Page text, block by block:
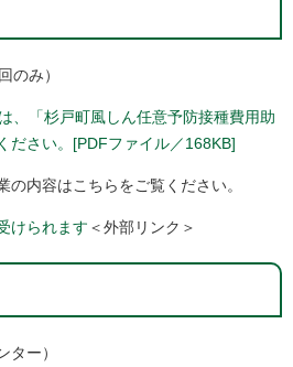
のみ）
、「杉戸町風しん任意予防接種費用助
ださい。[PDFファイル／168KB]
内容はこちらをご覧ください。
けられます​ ＜外部リンク＞
ター）